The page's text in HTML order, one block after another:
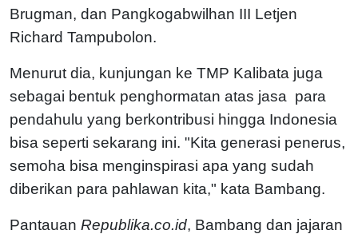
Brugman, dan Pangkogabwilhan III Letjen
Richard Tampubolon.
Menurut dia, kunjungan ke TMP Kalibata juga
sebagai bentuk penghormatan atas jasa para
pendahulu yang berkontribusi hingga Indonesia
bisa seperti sekarang ini. "Kita generasi penerus,
semoha bisa menginspirasi apa yang sudah
diberikan para pahlawan kita," kata Bambang.
Pantauan Republika.co.id, Bambang dan jajaran